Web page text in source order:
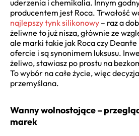
uderzenia i chemikalia. Innym
producentem jest Roca. Trwałość
najlepszy tynk silikonowy – raz a
żeliwne to już nisza, głównie ze
ale marki takie jak Roca czy
ofercie i są synonimem luksusu.
żeliwo, stawiasz po prostu na
To wybór na całe życie, więc
przemyślana.
Wanny wolnostojące –
marek